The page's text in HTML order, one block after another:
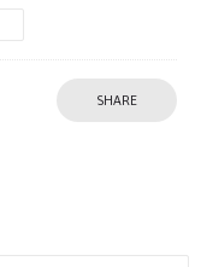
SHARE